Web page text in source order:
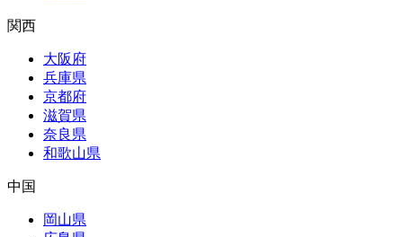
関西
大阪府
兵庫県
京都府
滋賀県
奈良県
和歌山県
中国
岡山県